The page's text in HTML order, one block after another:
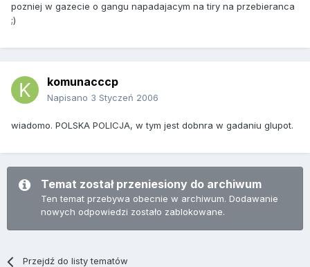
pozniej w gazecie o gangu napadajacym na tiry na przebieranca
;)
komunacccp
Napisano 3 Styczeń 2006
wiadomo. POLSKA POLICJA, w tym jest dobnra w gadaniu glupot.
Temat został przeniesiony do archiwum
Ten temat przebywa obecnie w archiwum. Dodawanie
nowych odpowiedzi zostało zablokowane.
Przejdź do listy tematów